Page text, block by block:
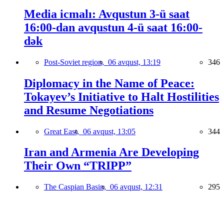
Media icmalı: Avqustun 3-ü saat
16:00-dan avqustun 4-ü saat 16:00-
dək
Post-Soviet region, 06 avqust, 13:19 346
Diplomacy in the Name of Peace:
Tokayev’s Initiative to Halt Hostilities
and Resume Negotiations
Great East, 06 avqust, 13:05 344
Iran and Armenia Are Developing
Their Own “TRIPP”
The Caspian Basin, 06 avqust, 12:31 295